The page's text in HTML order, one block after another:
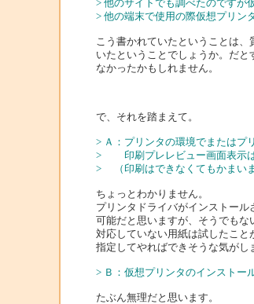
> 他のサイトでも調べたのですが
> 他の端末で使用の際仮想プリン
こう書かれていたということは
いたということでしょうか。だ
なかったかもしれません。
で、それを踏まえて。
> Ａ：プリンタの環境でまたは
> 印刷プレレビュー画面表示は
> （印刷はできなくてもかまいま
ちょっとわかりません。
プリンタドライバがインストー
可能だと思いますが、そうでもな
対応していない用紙は試したこと
指定してやればできそうな気がし
> Ｂ：仮想プリンタのインストー
たぶん無理だと思います。